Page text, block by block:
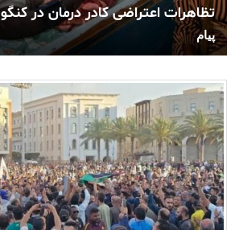
تظاهرات اعتراضی کادر درمان در کنگو
پیام